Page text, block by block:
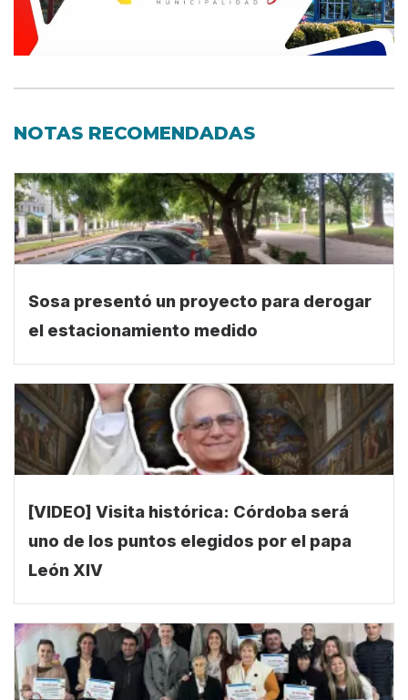
NOTAS RECOMENDADAS
Sosa presentó un proyecto para derogar
el estacionamiento medido
[VIDEO] Visita histórica: Córdoba será
uno de los puntos elegidos por el papa
León XIV